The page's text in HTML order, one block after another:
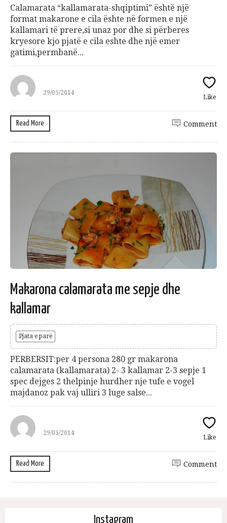
Calamarata “kallamarata-shqiptimi” është një
format makarone e cila ështe në formen e një
kallamari të prere,si unaz por dhe si përberes
kryesore kjo pjatë e cila eshte dhe një emer
gatimi,permbanë...
29/05/2014
Like
Read More Comment
Makarona calamarata me sepje dhe
kallamar
Pjata e parë
PERBERSIT:per 4 persona 280 gr makarona
calamarata (kallamarata) 2- 3 kallamar 2-3 sepje 1
spec dejges 2 thelpinje hurdher nje tufe e vogel
majdanoz pak vaj ulliri 3 luge salse...
29/05/2014
Like
Read More Comment
Instagram